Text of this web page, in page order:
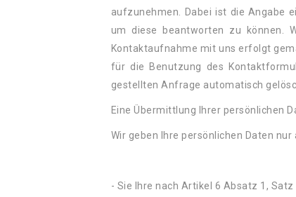
aufzunehmen. Dabei ist die Angabe
um diese beantworten zu können.
Kontaktaufnahme mit uns erfolgt
für die Benutzung des
gestellten Anfrage automatisch
Eine Übermittlung Ihrer persönlichen
Wir geben Ihre persönlichen Daten
- Sie Ihre nach Artikel 6 Absatz 1,